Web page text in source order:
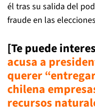
él tras su salida del
fraude en las
[Te puede
acusa a
querer
chilena
recursos